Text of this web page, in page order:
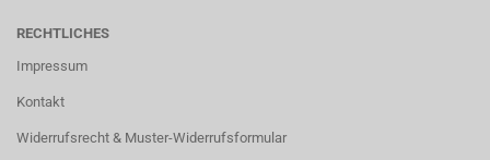
RECHTLICHES
Impressum
Kontakt
Widerrufsrecht & Muster-Widerrufsformular